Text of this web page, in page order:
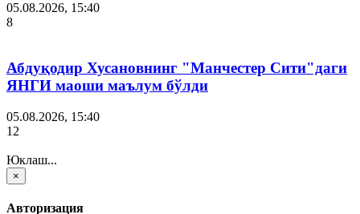
05.08.2026, 15:40
8
Абдуқодир Хусановнинг "Манчестер Сити"даги
ЯНГИ маоши маълум бўлди
05.08.2026, 15:40
12
Юклаш...
×
Авторизация